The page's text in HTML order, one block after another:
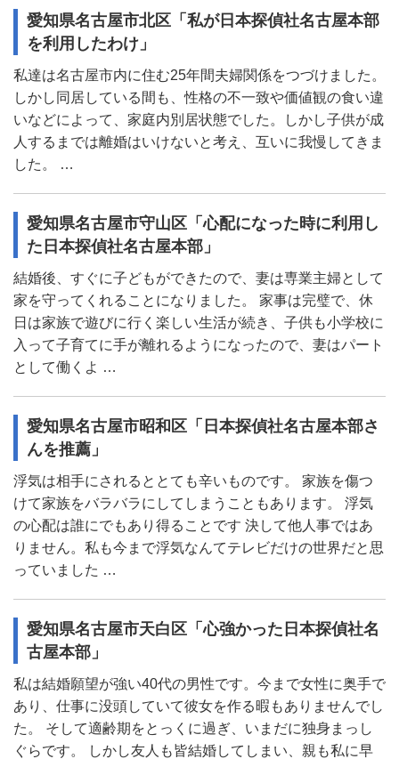
愛知県名古屋市北区「私が日本探偵社名古屋本部
を利用したわけ」
私達は名古屋市内に住む25年間夫婦関係をつづけました。
しかし同居している間も、性格の不一致や価値観の食い違
いなどによって、家庭内別居状態でした。しかし子供が成
人するまでは離婚はいけないと考え、互いに我慢してきま
した。 …
愛知県名古屋市守山区「心配になった時に利用し
た日本探偵社名古屋本部」
結婚後、すぐに子どもができたので、妻は専業主婦として
家を守ってくれることになりました。 家事は完璧で、休
日は家族で遊びに行く楽しい生活が続き、子供も小学校に
入って子育てに手が離れるようになったので、妻はパート
として働くよ …
愛知県名古屋市昭和区「日本探偵社名古屋本部さ
んを推薦」
浮気は相手にされるととても辛いものです。 家族を傷つ
けて家族をバラバラにしてしまうこともあります。 浮気
の心配は誰にでもあり得ることです 決して他人事ではあ
りません。私も今まで浮気なんてテレビだけの世界だと思
っていました …
愛知県名古屋市天白区「心強かった日本探偵社名
古屋本部」
私は結婚願望が強い40代の男性です。今まで女性に奥手で
あり、仕事に没頭していて彼女を作る暇もありませんでし
た。 そして適齢期をとっくに過ぎ、いまだに独身まっし
ぐらです。 しかし友人も皆結婚してしまい、親も私に早